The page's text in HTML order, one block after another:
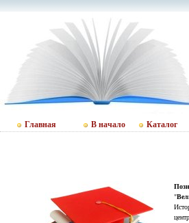
Главная В начало Каталог
"